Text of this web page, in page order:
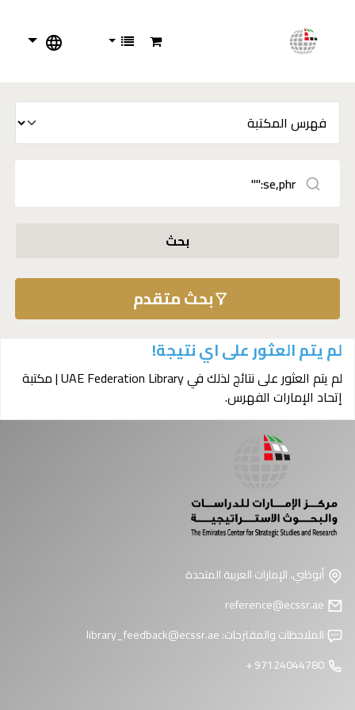
بحث
بحث متقدم
لم يتم العثور على اي نتيجة!
لم يتم العثور على نتائج لذلك في UAE Federation Library | مكتبة
إتحاد الإمارات الفهرس.
أبوظبي، الإمارات العربية المتحدة
الملاحظات والمقترحات:library_feedback@ecssr.ae